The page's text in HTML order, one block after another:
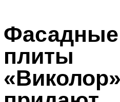
Фасадные
плиты
«Виколор»